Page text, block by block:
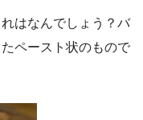
はなんでしょう？バ
ペースト状のもので